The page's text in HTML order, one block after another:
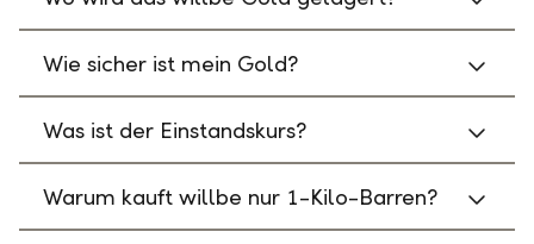
Wie sicher ist mein Gold?
Was ist der Einstandskurs?
Warum kauft willbe nur 1-Kilo-Barren?